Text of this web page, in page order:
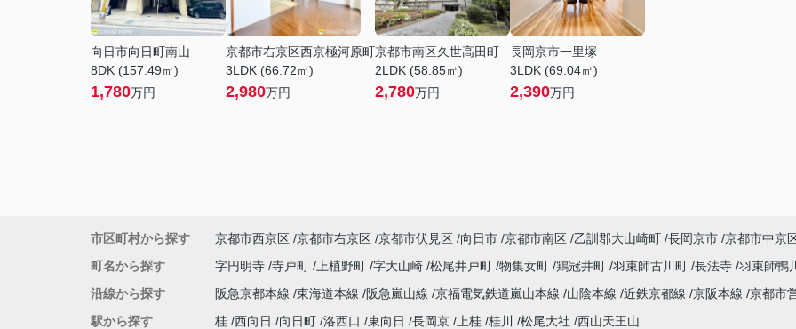
向日市向日町南山
8DK (157.49㎡)
1,780万円
京都市右京区西京極河原町
3LDK (66.72㎡)
2,980万円
京都市南区久世高田町
2LDK (58.85㎡)
2,780万円
長岡京市一里塚
3LDK (69.04㎡)
2,390万円
市区町村から探す 京都市西京区 京都市右京区 京都市伏見区 向日市 京都市南区 乙訓郡大山崎町 長岡京市 京都市中京
町名から探す
字円明寺 寺戸町 上植野町 字大山崎 松尾井戸町 物集女町 鶏冠井町 羽束師古川町 長法寺 羽束師鴨
沿線から探す
阪急京都本線 東海道本線 阪急嵐山線 京福電気鉄道嵐山本線 山陰本線 近鉄京都線 京阪本線 京都市
駅から探す
桂 西向日 向日町 洛西口 東向日 長岡京 上桂 桂川 松尾大社 西山天王山